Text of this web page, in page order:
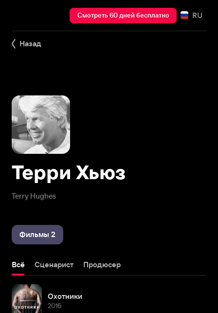
Смотреть 60 дней бесплатно RU
Назад
Terry Hughes
Терри Хьюз
Фильмы 2
Всё Сценарист Продюсер
Охотники
2016